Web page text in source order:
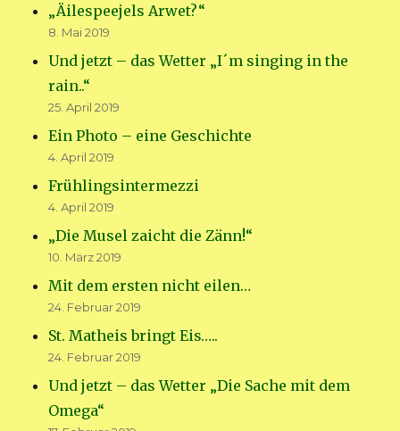
„Äilespeejels Arwet?“
8. Mai 2019
Und jetzt – das Wetter „I´m singing in the
rain..“
25. April 2019
Ein Photo – eine Geschichte
4. April 2019
Frühlingsintermezzi
4. April 2019
„Die Musel zaicht die Zänn!“
10. März 2019
Mit dem ersten nicht eilen…
24. Februar 2019
St. Matheis bringt Eis…..
24. Februar 2019
Und jetzt – das Wetter „Die Sache mit dem
Omega“